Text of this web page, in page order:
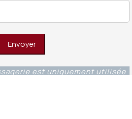
est uniquement utilisée